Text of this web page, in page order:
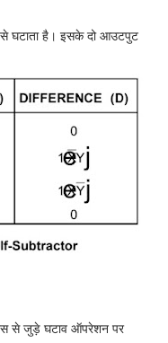
घटाता है। इसके दो आउटपुट
से जुड़े घटाव ऑपरेशन पर